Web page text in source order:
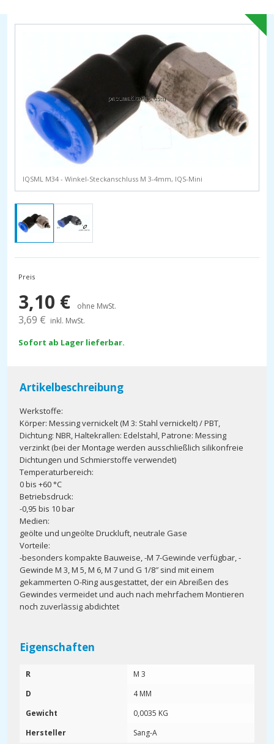
IQSML M34 - Winkel-Steckanschluss M 3-4mm, IQS-Mini
Preis
3,10 € ohne MwSt.
3,69 € inkl. MwSt.
Sofort ab Lager lieferbar.
Artikelbeschreibung
Werkstoffe:
Körper: Messing vernickelt (M 3: Stahl vernickelt) / PBT,
Dichtung: NBR, Haltekrallen: Edelstahl, Patrone: Messing
verzinkt (bei der Montage werden ausschließlich silikonfreie
Dichtungen und Schmierstoffe verwendet)
Temperaturbereich:
0 bis +60 °C
Betriebsdruck:
-0,95 bis 10 bar
Medien:
geölte und ungeölte Druckluft, neutrale Gase
Vorteile:
-besonders kompakte Bauweise, -M 7-Gewinde verfügbar, -
Gewinde M 3, M 5, M 6, M 7 und G 1/8″ sind mit einem
gekammerten O-Ring ausgestattet, der ein Abreißen des
Gewindes vermeidet und auch nach mehrfachem Montieren
noch zuverlässig abdichtet
Eigenschaften
R
M 3
D
4 MM
Gewicht
0,0035 KG
Hersteller
Sang-A